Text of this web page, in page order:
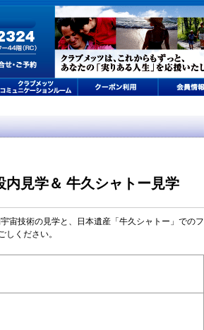
内見学＆ 牛久シャトー見学
宙技術の見学と、日本遺産「牛久シャトー」でのフ
ください。